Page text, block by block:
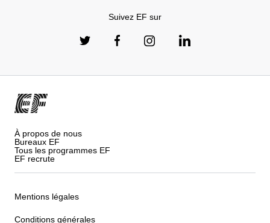
Suivez EF sur
À propos de nous
Bureaux EF
Tous les programmes EF
EF recrute
Mentions légales
Conditions générales